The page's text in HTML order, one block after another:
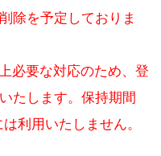
除を予定しておりま
必要な対応のため、登
たします。保持期間
利用いたしません。